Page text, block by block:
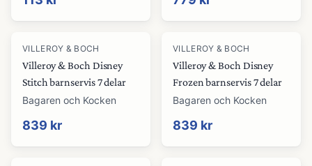
VILLEROY & BOCH
Villeroy & Boch Disney
Stitch barnservis 7 delar
Bagaren och Kocken
839 kr
VILLEROY & BOCH
Villeroy & Boch Disney
Frozen barnservis 7 delar
Bagaren och Kocken
839 kr